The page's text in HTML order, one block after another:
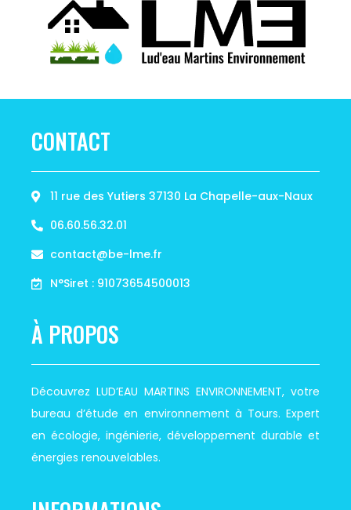
CONTACT
11 rue des Yutiers 37130 La Chapelle-aux-Naux
06.60.56.32.01
contact@be-lme.fr
N°Siret : 91073654500013
À PROPOS
Découvrez LUD’EAU MARTINS ENVIRONNEMENT, votre
bureau d’étude en environnement à Tours. Expert
en écologie, ingénierie, développement durable et
énergies renouvelables.